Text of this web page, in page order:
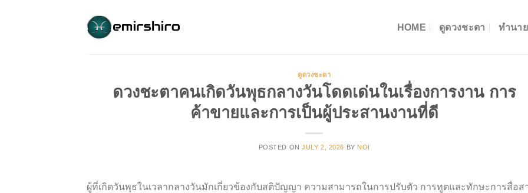
HOME ดูดวงชะตา ทำนา
ดูดวงชะตา
ดวงชะตาคนเกิดวันพุธกลางวันโดดเด่นในเรื่องการงาน การ
ค้าขายและการเป็นผู้ประสานงานที่ดี
POSTED ONJULY 2, 2026 BY NOI
ผู้ที่เกิดวันพุธในเวลากลางวันมักเกี่ยวข้องกับสติปัญญา ความสามารถในการปรับตัว การทูตและทักษะการสื่อส